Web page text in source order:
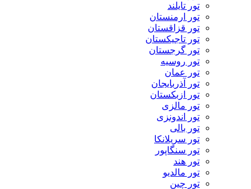
تور تایلند
تور ارمنستان
تور قزاقستان
تور تاجیکستان
تور گرجستان
تور روسیه
تور عمان
تور آذربایجان
تور ازبکستان
تور مالزی
تور اندونزی
تور بالی
تور سریلانکا
تور سنگاپور
تور هند
تور مالدیو
تور چین